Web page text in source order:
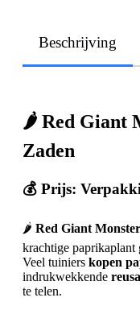
Beschrijving
🌶️ Red Giant
Zaden
💰 Prijs:
🌶️ Red Giant
krachtige paprikaplant
Veel tuiniers kopen
indrukwekkende
te telen.